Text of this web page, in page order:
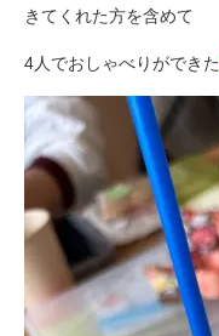
きてくれた方を含めて
4人でおしゃべりができた